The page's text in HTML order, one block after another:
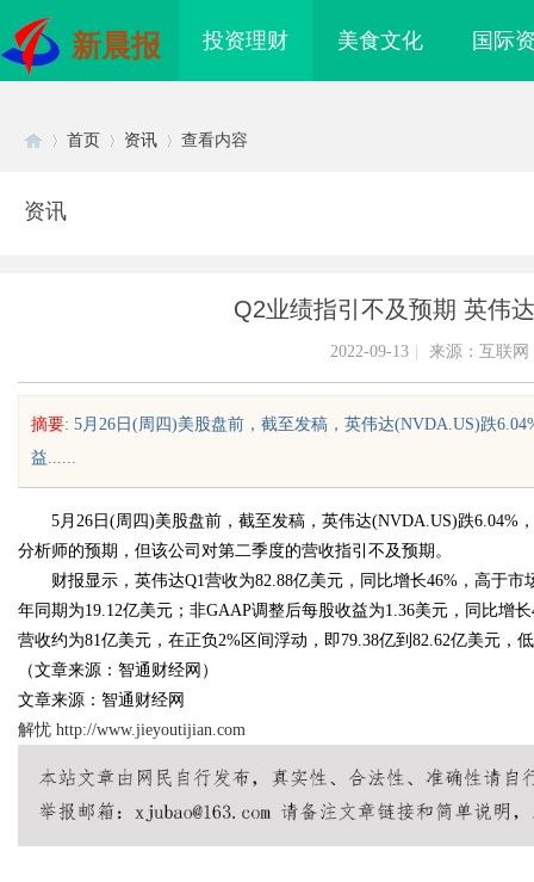
新晨报 投资理财 美食文化 国际
uz
首页 资讯 查看内容
资讯
Q2业绩指引不及预期 英伟
2022-09-13 来源：互联网
摘要: 5月26日(周四)美股盘前，截至发稿，英伟达(NVDA.US)跌
益......
5月26日(周四)美股盘前，截至发稿，英伟达(NVDA.US)跌6.04%
分析师的预期，但该公司对第二季度的营收指引不及预期。
财报显示，英伟达Q1营收为82.88亿美元，同比增长46%，高于市
年同期为19.12亿美元；非GAAP调整后每股收益为1.36美元，同比增
营收约为81亿美元，在正负2%区间浮动，即79.38亿到82.62亿美元，
（文章来源：智通财经网）
文章来源：智通财经网
解忧 http://www.jieyoutijian.com
搜不到”为什么隔壁店铺没
天天给他免费派单？
揭秘！专业充电桩项目软
究竟藏着哪些行业秘诀？